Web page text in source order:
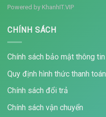
Powered by KhanhIT.VIP
CHÍNH SÁCH
Chính sách bảo mật thông tin
Quy định hình thức thanh toán
Chính sách đổi trả
Chính sách vận chuyển